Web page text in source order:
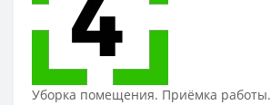
Уборка помещения. Приёмка работы.